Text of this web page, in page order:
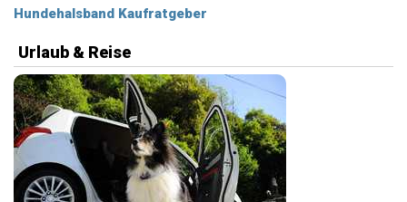
Hundehalsband Kaufratgeber
Urlaub & Reise